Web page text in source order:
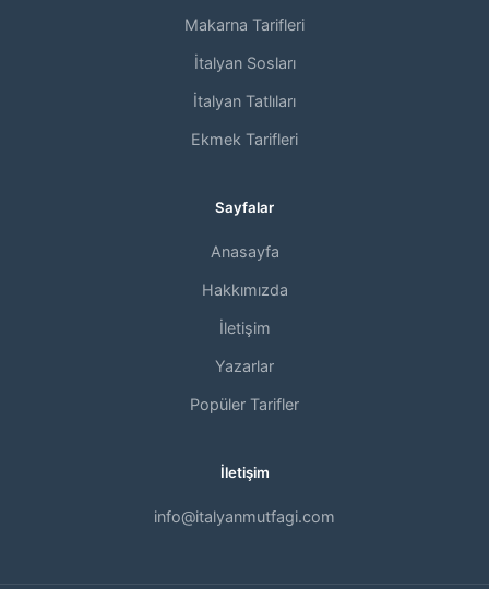
Makarna Tarifleri
İtalyan Sosları
İtalyan Tatlıları
Ekmek Tarifleri
Sayfalar
Anasayfa
Hakkımızda
İletişim
Yazarlar
Popüler Tarifler
İletişim
info@italyanmutfagi.com